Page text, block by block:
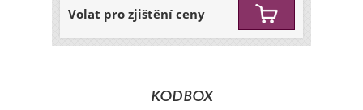
Volat pro zjištění ceny
KODBOX